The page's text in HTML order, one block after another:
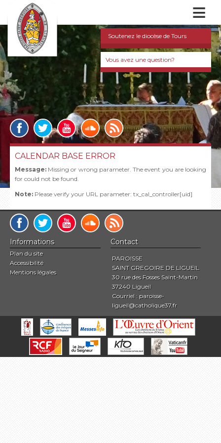
≡
Soutenez le diocèse de Tours
Vous avez une question?
CALENDAR BASE ERROR
Message: Missing or wrong parameter. The event you are looking
for could not be found.
Note: Please verify your URL parameter: tx_cal_controller[uid]
Informations
Plan du site
Accessibilité
Mentions légales
Contact
PAROISSE
SAINT GREGOIRE DE LIGUEIL
30 rue des Fosses Saint-Martin
37240 Ligueil
Courriel : paroisse-
ligueil@catholique37.fr